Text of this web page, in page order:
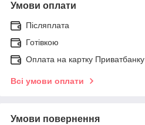
Умови оплати
Післяплата
Готівкою
Оплата на картку Приватбанку
Всі умови оплати
Умови повернення